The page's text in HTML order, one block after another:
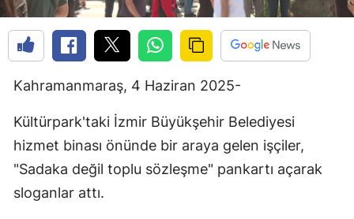
Kahramanmaraş, 4 Haziran 2025-
Kültürpark'taki İzmir Büyükşehir Belediyesi
hizmet binası önünde bir araya gelen işçiler,
"Sadaka değil toplu sözleşme" pankartı açarak
sloganlar attı.